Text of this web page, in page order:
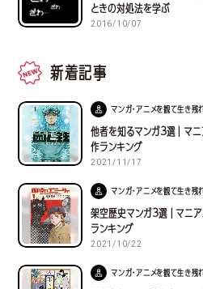
ときの対処法を学ぶ
2016/10/07
新着記事
マンガ・アニメを観て生き残れ
他者を知るマンガ３選｜マ
作ランキング
2021/11/17
マンガ・アニメを観て生き残れ
架空歴史マンガ３選｜マニ
ランキング
2021/10/22
マンガ・アニメを観て生き残れ